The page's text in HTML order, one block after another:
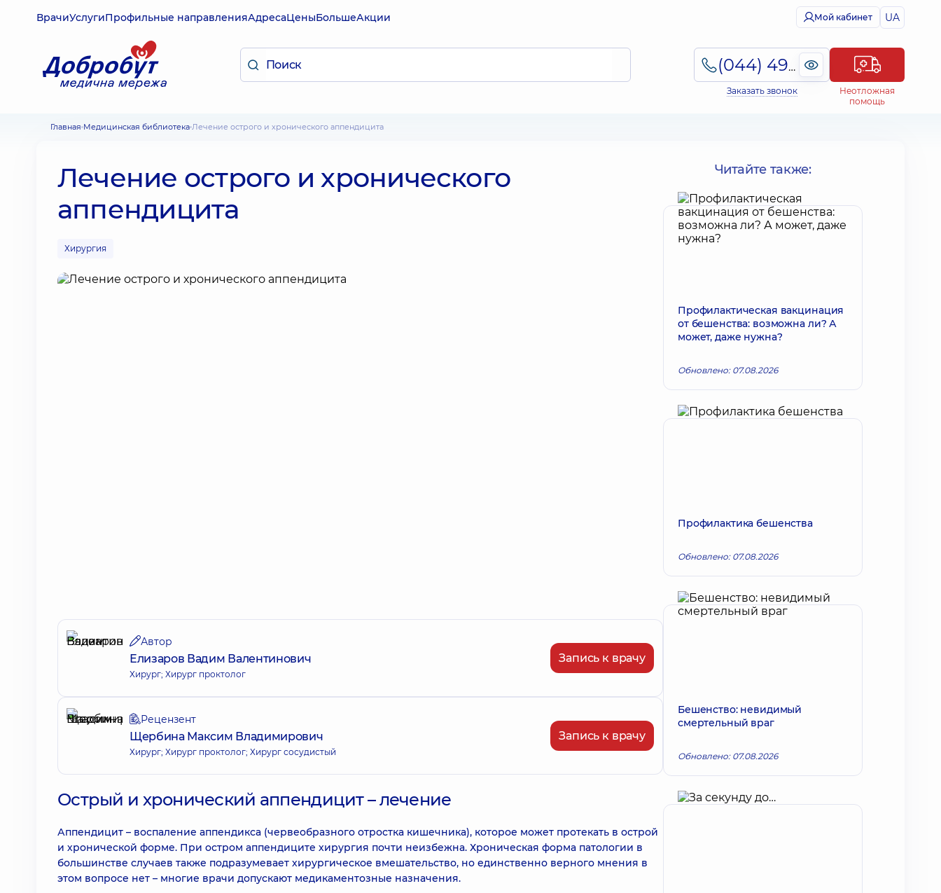
ВрачиУслугиПрофильные направленияАдресаЦеныБольшеАкции Мой кабинет UA
(044) 495-2-888
Заказать звонок
Неотложная
помощь
Главная Медицинская библиотека Лечение острого и хронического аппендицита
Лечение острого и хронического
аппендицита
Хирургия
Автор
Елизаров Вадим Валентинович
Хирург; Хирург проктолог
Запись к врачу
Рецензент
Щербина Максим Владимирович
Хирург; Хирург проктолог; Хирург сосудистый
Запись к врачу
Острый и хронический аппендицит – лечение
Аппендицит – воспаление аппендикса (червеобразного отростка кишечника), которое может протекать в острой
и хронической форме. При остром аппендиците хирургия почти неизбежна. Хроническая форма патологии в
большинстве случаев также подразумевает хирургическое вмешательство, но единственно верного мнения в
этом вопросе нет – многие врачи допускают медикаментозные назначения.
Читайте также:
Профилактическая вакцинация
от бешенства: возможна ли? А
может, даже нужна?
Обновлено: 07.08.2026
Профилактика бешенства
Обновлено: 07.08.2026
Бешенство: невидимый
смертельный враг
Обновлено: 07.08.2026